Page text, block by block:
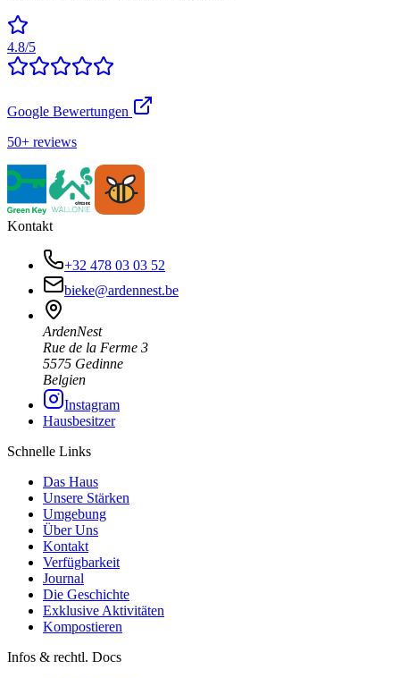
4.8/5
Google Bewertungen
50+ reviews
Kontakt
+32 478 03 03 52
bieke@ardennest.be
ArdenNest
Rue de la Ferme 3
5575 Gedinne
Belgien
Instagram
Hausbesitzer
Schnelle Links
Das Haus
Unsere Stärken
Umgebung
Über Uns
Kontakt
Verfügbarkeit
Journal
Die Geschichte
Exklusive Aktivitäten
Kompostieren
Infos & rechtl. Docs